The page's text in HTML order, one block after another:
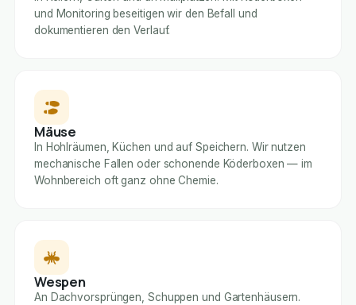
und Monitoring beseitigen wir den Befall und
dokumentieren den Verlauf.
Mäuse
In Hohlräumen, Küchen und auf Speichern. Wir nutzen
mechanische Fallen oder schonende Köderboxen — im
Wohnbereich oft ganz ohne Chemie.
Wespen
An Dachvorsprüngen, Schuppen und Gartenhäusern.